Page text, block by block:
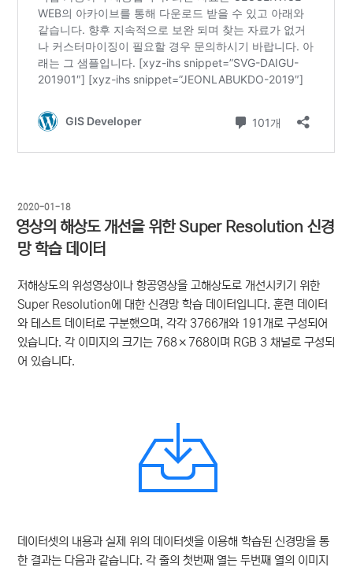
작
성
일
자
2020-01-18
영상의 해상도 개선을 위한 Super Resolution 신경
망 학습 데이터
저해상도의 위성영상이나 항공영상을 고해상도로 개선시키기 위한
Super Resolution에 대한 신경망 학습 데이터입니다. 훈련 데이터
와 테스트 데이터로 구분했으며, 각각 3766개와 191개로 구성되어
있습니다. 각 이미지의 크기는 768×768이며 RGB 3 채널로 구성되
어 있습니다.
데이터셋의 내용과 실제 위의 데이터셋을 이용해 학습된 신경망을 통
한 결과는 다음과 같습니다. 각 줄의 첫번째 열는 두번째 열의 이미지